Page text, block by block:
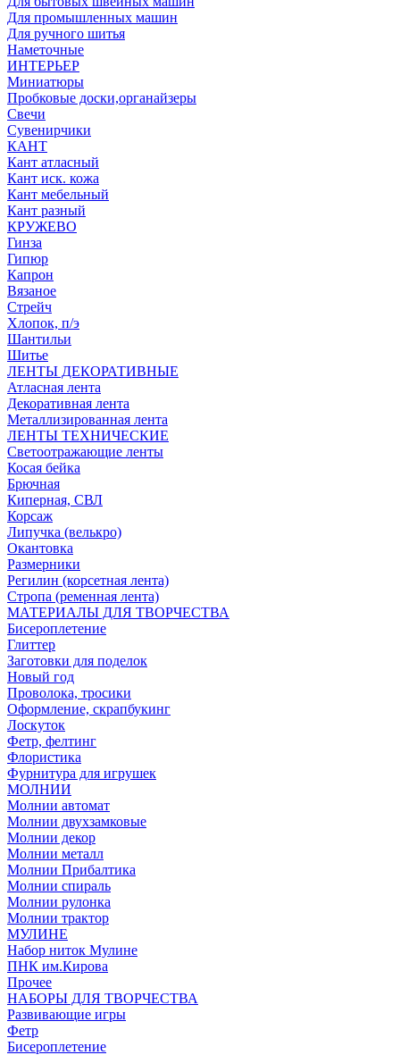
Для промышленных машин
Для ручного шитья
Наметочные
ИНТЕРЬЕР
Миниатюры
Пробковые доски,органайзеры
Свечи
Сувенирчики
КАНТ
Кант атласный
Кант иск. кожа
Кант мебельный
Кант разный
КРУЖЕВО
Гинза
Гипюр
Капрон
Вязаное
Стрейч
Хлопок, п/э
Шантильи
Шитье
ЛЕНТЫ ДЕКОРАТИВНЫЕ
Атласная лента
Декоративная лента
Металлизированная лента
ЛЕНТЫ ТЕХНИЧЕСКИЕ
Светоотражающие ленты
Косая бейка
Брючная
Киперная, СВЛ
Корсаж
Липучка (велькро)
Окантовка
Размерники
Регилин (корсетная лента)
Стропа (ременная лента)
МАТЕРИАЛЫ ДЛЯ ТВОРЧЕСТВА
Бисероплетение
Глиттер
Заготовки для поделок
Новый год
Проволока, тросики
Оформление, скрапбукинг
Лоскуток
Фетр, фелтинг
Флористика
Фурнитура для игрушек
МОЛНИИ
Молнии автомат
Молнии двухзамковые
Молнии декор
Молнии металл
Молнии Прибалтика
Молнии спираль
Молнии рулонка
Молнии трактор
МУЛИНЕ
Набор ниток Мулине
ПНК им.Кирова
Прочее
НАБОРЫ ДЛЯ ТВОРЧЕСТВА
Развивающие игры
Фетр
Бисероплетение